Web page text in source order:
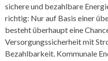
sichere und bezahlbare
richtig: Nur auf Basis einer
besteht überhaupt eine
Versorgungssicherheit mit
Bezahlbarkeit. Kommunale